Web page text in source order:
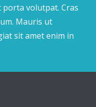
volutpat. Cras
Mauris ut
sit amet enim in